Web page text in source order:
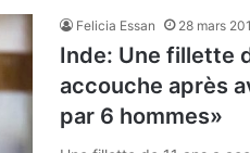
Felicia Essan 28 mars
Inde: Une fillette
accouche après
par 6 hommes»